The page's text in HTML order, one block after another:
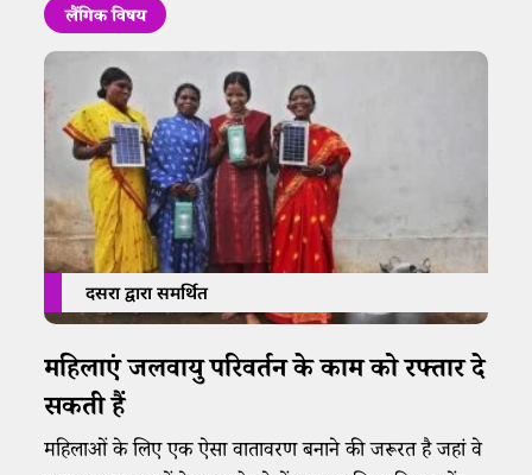
लैंगिक विषय
दसरा द्वारा समर्थित
महिलाएं जलवायु परिवर्तन के काम को रफ्तार दे
सकती हैं
महिलाओं के लिए एक ऐसा वातावरण बनाने की जरूरत है जहां वे